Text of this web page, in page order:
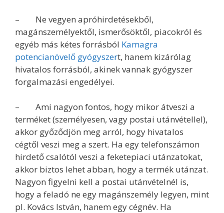
– Ne vegyen apróhirdetésekből,
magánszemélyektől, ismerősöktől, piacokról és
egyéb más kétes forrásból Kamagra
potencianövelő gyógyszert, hanem kizárólag
hivatalos forrásból, akinek vannak gyógyszer
forgalmazási engedélyei.
– Ami nagyon fontos, hogy mikor átveszi a
terméket (személyesen, vagy postai utánvétellel),
akkor győződjön meg arról, hogy hivatalos
cégtől veszi meg a szert. Ha egy telefonszámon
hirdető csalótól veszi a feketepiaci utánzatokat,
akkor biztos lehet abban, hogy a termék utánzat.
Nagyon figyelni kell a postai utánvételnél is,
hogy a feladó ne egy magánszemély legyen, mint
pl. Kovács István, hanem egy cégnév. Ha